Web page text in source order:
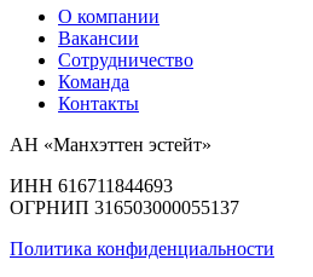
О компании
Вакансии
Сотрудничество
Команда
Контакты
АН «Манхэттен эстейт»
ИНН 616711844693
ОГРНИП 316503000055137
Политика конфиденциальности